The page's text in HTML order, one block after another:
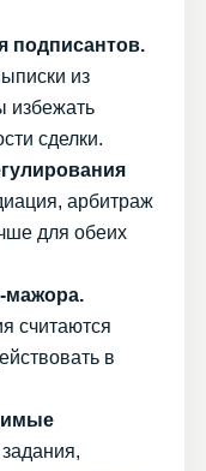
подписантов.
из
сделки.
арбитраж
для обеих
мажора.
считаются
в